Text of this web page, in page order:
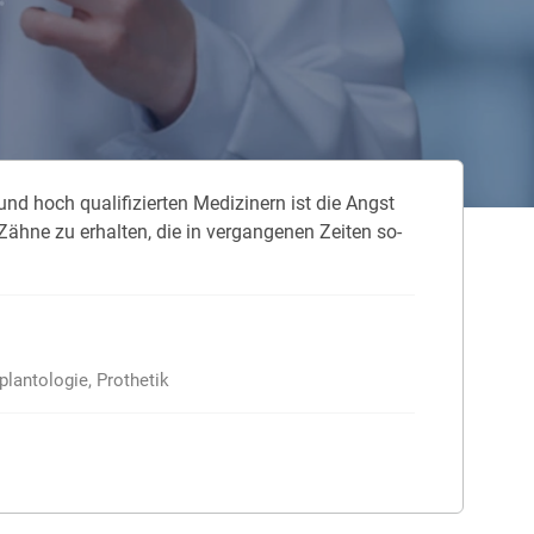
neue Elterngeld
Zuhause absichern
in der Haftpflicht
und Überspannung
hoch qua­li­fi­zier­ten Me­di­zi­nern ist die Angst
zu er­hal­ten, die in ver­gan­ge­nen Zei­ten so­
Prothetik